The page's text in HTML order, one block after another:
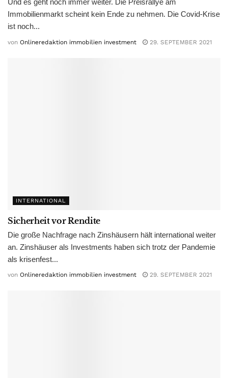
Und es geht noch immer weiter. Die Preisrallye am
Immobilienmarkt scheint kein Ende zu nehmen. Die Covid-Krise
ist noch...
von Onlineredaktion immobilien investment 29. SEPTEMBER 2021
INTERNATIONAL
Sicherheit vor Rendite
Die große Nachfrage nach Zinshäusern hält international weiter
an. Zinshäuser als Investments haben sich trotz der Pandemie
als krisenfest...
von Onlineredaktion immobilien investment 29. SEPTEMBER 2021